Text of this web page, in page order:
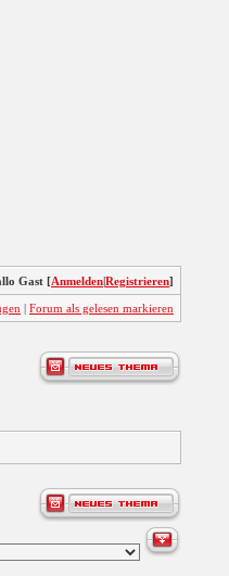
Gast [Anmelden|Registrieren]
| Forum als gelesen markieren